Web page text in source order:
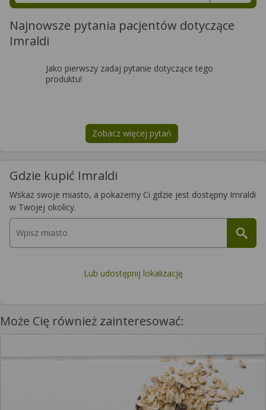
Najnowsze pytania pacjentów dotyczące
Imraldi
Jako pierwszy zadaj pytanie dotyczące tego
produktu!
Zobacz więcej pytań
na tematImraldi
Gdzie kupić Imraldi
Wskaż swoje miasto, a pokażemy Ci gdzie jest dostępny Imraldi
w Twojej okolicy.
Lub udostępnij lokalizację
Może Cię również zainteresować: